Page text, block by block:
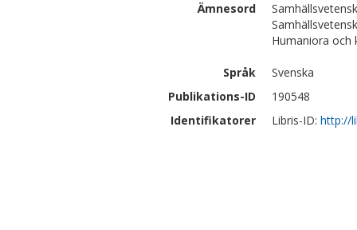
Ämnesord
Humaniora
Språk
Svenska
Publikations-ID
190548
Identifikatorer
Libris-ID: http://